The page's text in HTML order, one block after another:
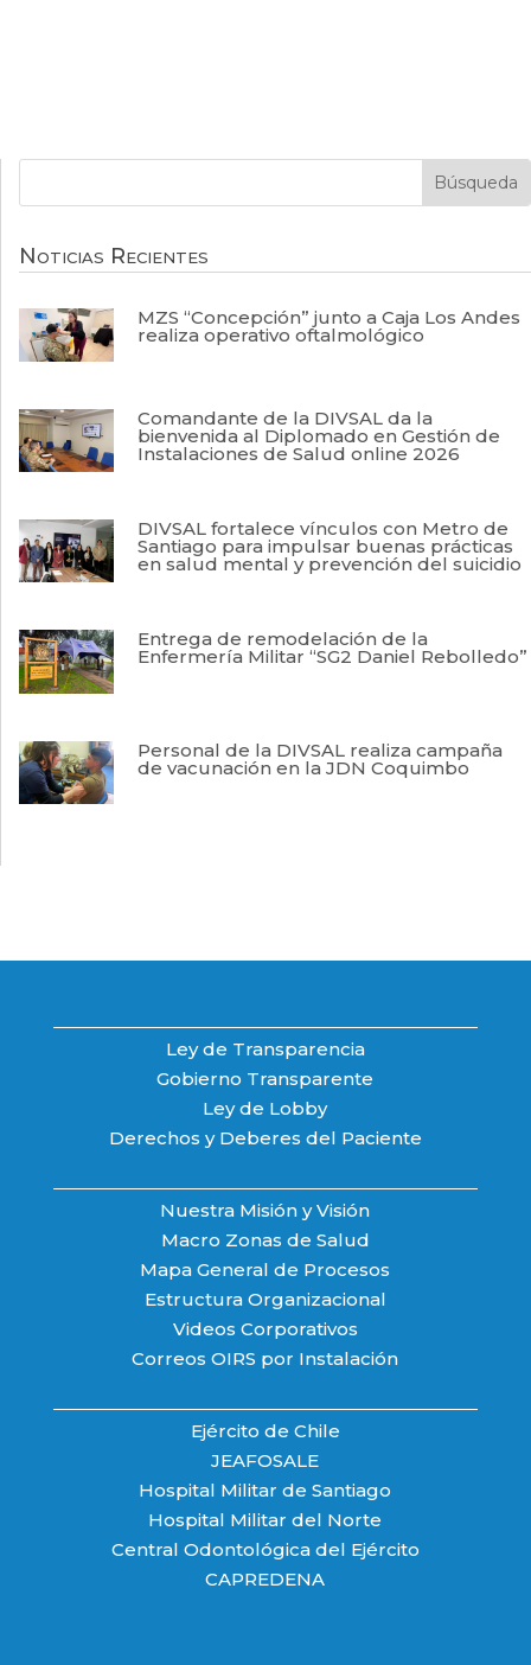
Noticias Recientes
MZS “Concepción” junto a Caja Los Andes
realiza operativo oftalmológico
Comandante de la DIVSAL da la
bienvenida al Diplomado en Gestión de
Instalaciones de Salud online 2026
DIVSAL fortalece vínculos con Metro de
Santiago para impulsar buenas prácticas
en salud mental y prevención del suicidio
Entrega de remodelación de la
Enfermería Militar “SG2 Daniel Rebolledo”
Personal de la DIVSAL realiza campaña
de vacunación en la JDN Coquimbo
Ley de Transparencia
Gobierno Transparente
Ley de Lobby
Derechos y Deberes del Paciente
Nuestra Misión y Visión
Macro Zonas de Salud
Mapa General de Procesos
Estructura Organizacional
Videos Corporativos
Correos OIRS por Instalación
Ejército de Chile
JEAFOSALE
Hospital Militar de Santiago
Hospital Militar del Norte
Central Odontológica del Ejército
CAPREDENA